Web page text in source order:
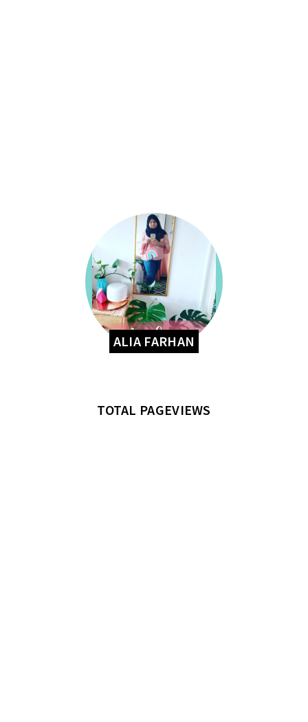
ALIA FARHAN
TOTAL PAGEVIEWS